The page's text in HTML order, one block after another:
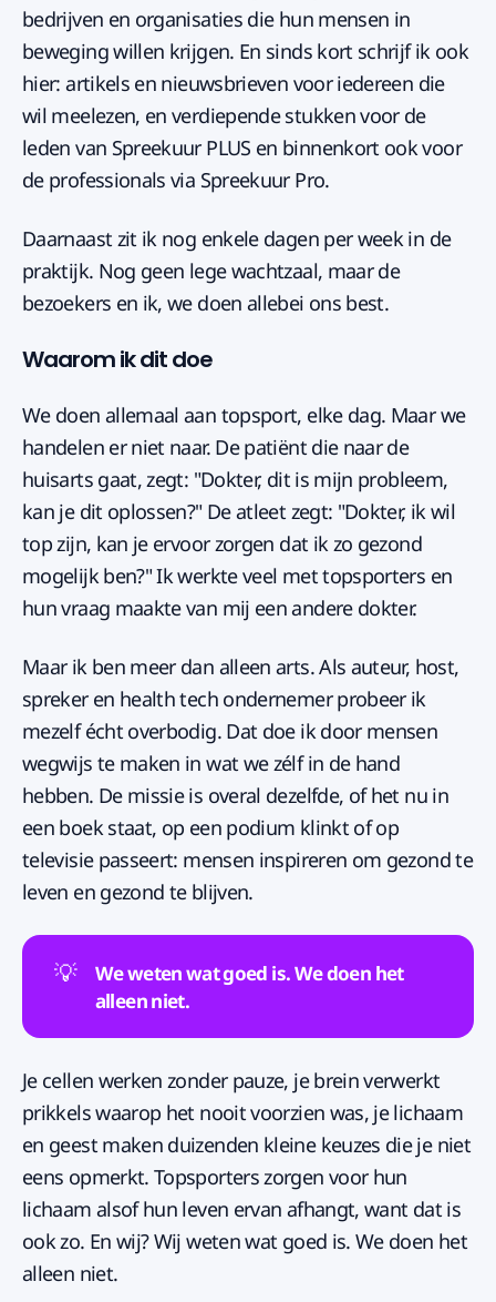
bedrijven en organisaties die hun mensen in
beweging willen krijgen. En sinds kort schrijf ik ook
hier: artikels en nieuwsbrieven voor iedereen die
wil meelezen, en verdiepende stukken voor de
leden van Spreekuur PLUS en binnenkort ook voor
de professionals via Spreekuur Pro.
Daarnaast zit ik nog enkele dagen per week in de
praktijk. Nog geen lege wachtzaal, maar de
bezoekers en ik, we doen allebei ons best.
Waarom ik dit doe
We doen allemaal aan topsport, elke dag. Maar we
handelen er niet naar. De patiënt die naar de
huisarts gaat, zegt: "Dokter, dit is mijn probleem,
kan je dit oplossen?" De atleet zegt: "Dokter, ik wil
top zijn, kan je ervoor zorgen dat ik zo gezond
mogelijk ben?" Ik werkte veel met topsporters en
hun vraag maakte van mij een andere dokter.
Maar ik ben meer dan alleen arts. Als auteur, host,
spreker en health tech ondernemer probeer ik
mezelf écht overbodig. Dat doe ik door mensen
wegwijs te maken in wat we zélf in de hand
hebben. De missie is overal dezelfde, of het nu in
een boek staat, op een podium klinkt of op
televisie passeert: mensen inspireren om gezond te
leven en gezond te blijven.
💡
We weten wat goed is. We doen het
alleen niet.
Je cellen werken zonder pauze, je brein verwerkt
prikkels waarop het nooit voorzien was, je lichaam
en geest maken duizenden kleine keuzes die je niet
eens opmerkt. Topsporters zorgen voor hun
lichaam alsof hun leven ervan afhangt, want dat is
ook zo. En wij? Wij weten wat goed is. We doen het
alleen niet.